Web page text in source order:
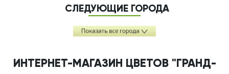
СЛЕДУЮЩИЕ ГОРОДА
ИНТЕРНЕТ-МАГАЗИН ЦВЕТОВ "ГРАНД-